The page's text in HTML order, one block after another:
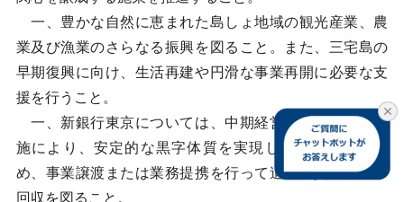
一、豊かな自然に恵まれた島しょ地域の観光産業、農
業及び漁業のさらなる振興を図ること。また、三宅島の
早期復興に向け、生活再建や円滑な事業再開に必要な支
援を行うこと。
一、新銀行東京については、中期経営計画の着実な実
施により、安定的な黒字体質を実現して企業価値を高
め、事業譲渡または業務提携を行って追加出資の保全、
回収を図ること。